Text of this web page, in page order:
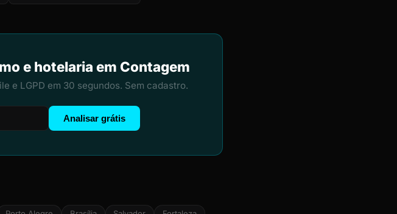
e hotelaria em Contagem
e LGPD em 30 segundos. Sem cadastro.
Analisar grátis